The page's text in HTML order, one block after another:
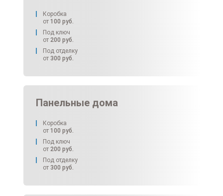
Коробка
от 100 руб.
Под ключ
от 200 руб.
Под отделку
от 300 руб.
Панельные дома
Коробка
от 100 руб.
Под ключ
от 200 руб.
Под отделку
от 300 руб.